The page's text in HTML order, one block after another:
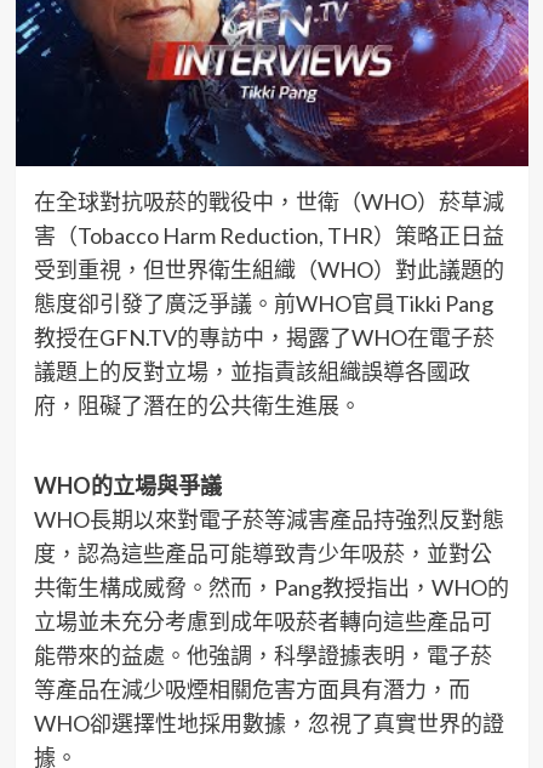
在全球對抗吸菸的戰役中，世衛（WHO）菸草減
害（Tobacco Harm Reduction, THR）策略正日益
受到重視，但世界衛生組織（WHO）對此議題的
態度卻引發了廣泛爭議。前WHO官員Tikki Pang
教授在GFN.TV的專訪中，揭露了WHO在電子菸
議題上的反對立場，並指責該組織誤導各國政
府，阻礙了潛在的公共衛生進展。
WHO的立場與爭議
WHO長期以來對電子菸等減害產品持強烈反對態
度，認為這些產品可能導致青少年吸菸，並對公
共衛生構成威脅。然而，Pang教授指出，WHO的
立場並未充分考慮到成年吸菸者轉向這些產品可
能帶來的益處。他強調，科學證據表明，電子菸
等產品在減少吸煙相關危害方面具有潛力，而
WHO卻選擇性地採用數據，忽視了真實世界的證
據。